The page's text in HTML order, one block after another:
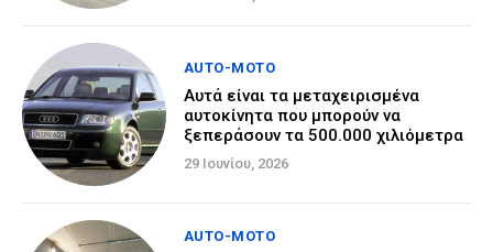
AUTO-MOTO
Αυτά είναι τα μεταχειρισμένα
αυτοκίνητα που μπορούν να
ξεπεράσουν τα 500.000 χιλιόμετρα
29 Ιουνίου, 2026
AUTO-MOTO